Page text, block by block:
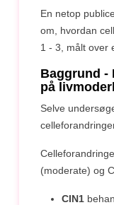
En netop
om, hvordan
1 - 3, målt over
Baggrund -
på
Selve
(moderate) og
CIN1